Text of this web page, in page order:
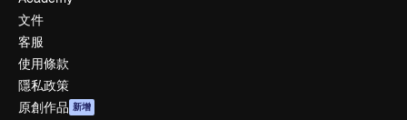
文件
客服
使用條款
隱私政策
原創作品 新增